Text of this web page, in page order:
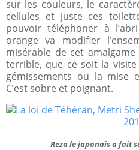
sur les couleurs, le
cellules et juste ces
pouvoir téléphoner à
orange va modifier
misérable de cet
terrible, que ce soit la visite
gémissements ou la mise
C’est sobre et poignant.
Reza le japonais a fait